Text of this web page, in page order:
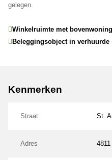
gelegen.
Winkelruimte met
Beleggingsobject in verhuurde
Kenmerken
Straat St.
Adres